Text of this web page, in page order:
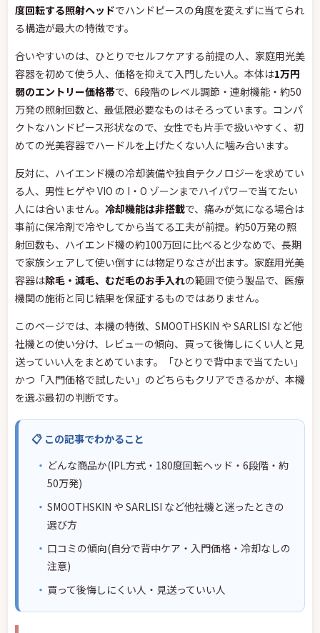
度回転する照射ヘッドでハンドピースの角度を変えずに当てられ
る構造が最大の特徴です。
合いやすいのは、ひとりでセルフケアする前提の人、家庭用光美
容器を初めて使う人、価格を抑えて入門したい人。本体は1万円
弱のエントリー価格帯で、6段階のレベル調節・連射機能・約50
万発の照射回数と、最低限必要なものはそろっています。コンパ
クトなハンドピース形状なので、女性でも片手で扱いやすく、初
めての光美容器でハードルを上げたくない人に噛み合います。
反対に、ハイエンド機の冷却装備や独自テクノロジーを求めてい
る人、男性ヒゲや VIO の I・O ゾーンまでハイパワーで当てたい
人には合いません。 冷却機能は非搭載で、痛みが気になる場合は
事前に保冷剤で冷やしてから当てる工夫が前提。約50万発の照
射回数も、ハイエンド機の約100万回に比べると少なめで、長期
で家族シェアして使い倒すには物足りなさが出ます。家庭用光美
容器は除毛・減毛、むだ毛のお手入れの範囲で使う製品で、医療
機関の施術と同じ結果を保証するものではありません。
このページでは、本機の特徴、SMOOTHSKIN や SARLISI など他
社機との使い分け、レビューの傾向、買って後悔しにくい人と見
送っていい人をまとめています。「ひとりで背中まで当てたい」
かつ「入門価格で試したい」のどちらもクリアできるかが、本機
を選ぶ最初の判断です。
📋 この記事でわかること
どんな商品か(IPL方式・180度回転ヘッド・6段階・約
50万発)
SMOOTHSKIN や SARLISI など他社機と迷ったときの
選び方
口コミの傾向(自分で背中ケア・入門価格・冷却なしの
注意)
買って後悔しにくい人・見送っていい人